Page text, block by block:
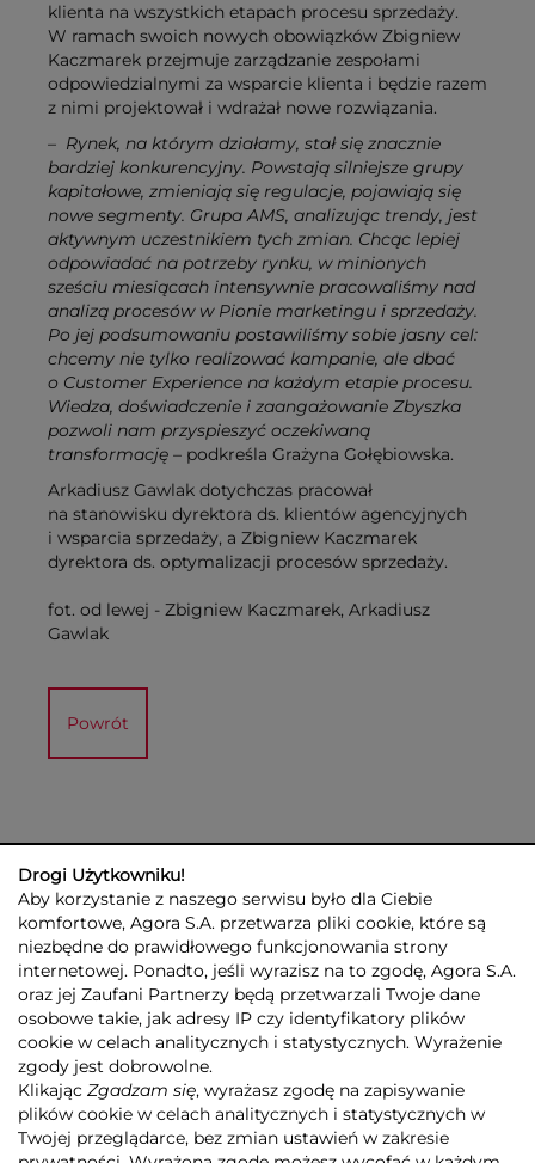
klienta na wszystkich etapach procesu sprzedaży.
W ramach swoich nowych obowiązków Zbigniew
Kaczmarek przejmuje zarządzanie zespołami
odpowiedzialnymi za wsparcie klienta i będzie razem
z nimi projektował i wdrażał nowe rozwiązania.
– Rynek, na którym działamy, stał się znacznie
bardziej konkurencyjny. Powstają silniejsze grupy
kapitałowe, zmieniają się regulacje, pojawiają się
nowe segmenty. Grupa AMS, analizując trendy, jest
aktywnym uczestnikiem tych zmian. Chcąc lepiej
odpowiadać na potrzeby rynku, w minionych
sześciu miesiącach intensywnie pracowaliśmy nad
analizą procesów w Pionie marketingu i sprzedaży.
Po jej podsumowaniu postawiliśmy sobie jasny cel:
chcemy nie tylko realizować kampanie, ale dbać
o Customer Experience na każdym etapie procesu.
Wiedza, doświadczenie i zaangażowanie Zbyszka
pozwoli nam przyspieszyć oczekiwaną
transformację – podkreśla Grażyna Gołębiowska.
Arkadiusz Gawlak dotychczas pracował
na stanowisku dyrektora ds. klientów agencyjnych
i wsparcia sprzedaży, a Zbigniew Kaczmarek
dyrektora ds. optymalizacji procesów sprzedaży.
fot. od lewej - Zbigniew Kaczmarek, Arkadiusz
Gawlak
Powrót
GRUPA AGORA DLA INWESTORÓW DLA MEDIÓW
REKLAMA
ESG
KONTAKT
© 2026 Copyright AGORA SA
POLITYKA PRYWATNOŚCI AGORA S.A.
POLITYKA PRYWATNOŚCI SERWISU AGORA.PL
POLITYKA TRANSPARENTNOŚCI
Drogi Użytkowniku!
Aby korzystanie z naszego serwisu było dla Ciebie
komfortowe, Agora S.A. przetwarza pliki cookie, które są
niezbędne do prawidłowego funkcjonowania strony
internetowej. Ponadto, jeśli wyrazisz na to zgodę, Agora S.A.
oraz jej Zaufani Partnerzy będą przetwarzali Twoje dane
osobowe takie, jak adresy IP czy identyfikatory plików
cookie w celach analitycznych i statystycznych. Wyrażenie
zgody jest dobrowolne.
Klikając Zgadzam się, wyrażasz zgodę na zapisywanie
plików cookie w celach analitycznych i statystycznych w
Twojej przeglądarce, bez zmian ustawień w zakresie